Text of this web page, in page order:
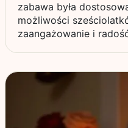
zabawa była
możliwości
zaangażowanie i